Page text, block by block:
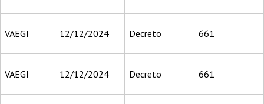
VAEGI 12/12/2024 Decreto 661
VAEGI 12/12/2024 Decreto 661